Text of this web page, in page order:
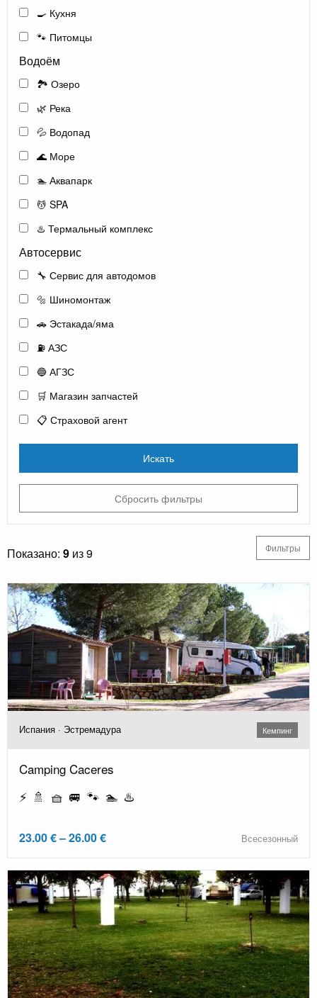
🍳 Кухня
🐾 Питомцы
Водоём
🏞️ Озеро
🌿 Река
💦 Водопад
🌊 Море
🏊 Аквапарк
💆 SPA
♨️ Термальный комплекс
Автосервис
🔧 Сервис для автодомов
🔩 Шиномонтаж
🚗 Эстакада/яма
⛽ АЗС
🔵 АГЗС
🛒 Магазин запчастей
📋 Страховой агент
Искать
Сбросить фильтры
Показано: 9 из 9 Фильтры
Испания · Эстремадура Кемпинг
Camping Caceres
⚡ 🚿 🧺 🚐 🐾 🏊 ♨️
23.00 € – 26.00 € Всесезонный